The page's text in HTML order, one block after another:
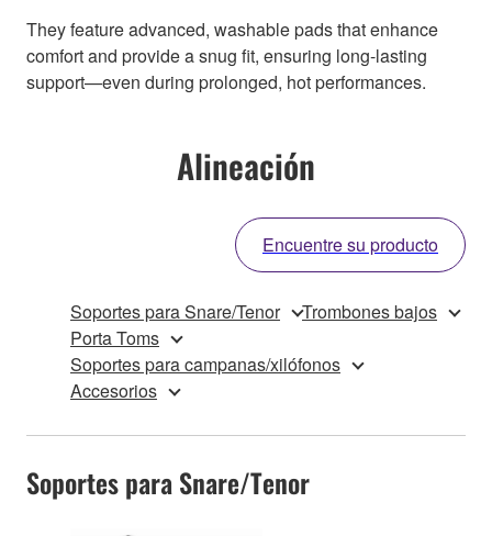
They feature advanced, washable pads that enhance
comfort and provide a snug fit, ensuring long-lasting
support—even during prolonged, hot performances.
Alineación
Encuentre su producto
Soportes para Snare/Tenor
Trombones bajos
Porta Toms
Soportes para campanas/xilófonos
Accesorios
Soportes para Snare/Tenor